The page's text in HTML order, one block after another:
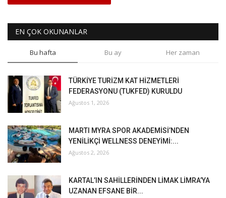
EN ÇOK OKUNANLAR
Bu hafta Bu ay Her zaman
TÜRKİYE TURİZM KAT HİZMETLERİ
FEDERASYONU (TUKFED) KURULDU
Ağustos 1, 2026
MARTI MYRA SPOR AKADEMİSİ’NDEN
YENİLİKÇİ WELLNESS DENEYİMİ:...
Ağustos 2, 2026
KARTAL’IN SAHİLLERİNDEN LİMAK LİMRA’YA
UZANAN EFSANE BİR...